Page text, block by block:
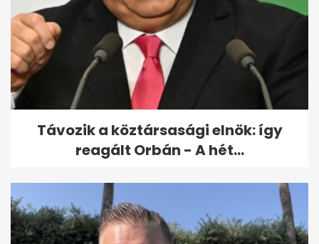
Finnország benyújtja a NATO-
csatlakozási kérelmét - itt a
Kreml...
Távozik a köztársasági elnök: így
reagált Orbán - A hét...